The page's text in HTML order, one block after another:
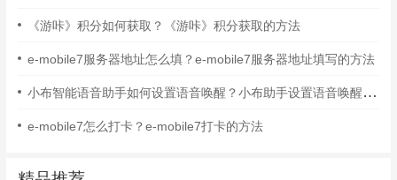
《游咔》积分如何获取？《游咔》积分获取的方法
e-mobile7服务器地址怎么填？e-mobile7服务器地址填写的方法
小布智能语音助手如何设置语音唤醒？小布助手设置语音唤醒的方法
e-mobile7怎么打卡？e-mobile7打卡的方法